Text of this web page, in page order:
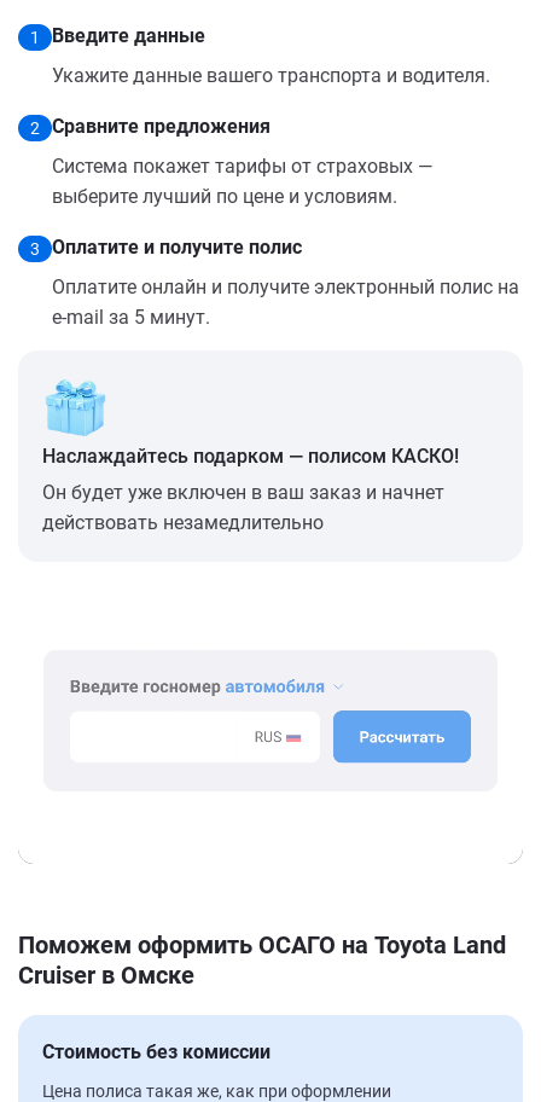
1
Введите данные
Укажите данные вашего транспорта и водителя.
2
Сравните предложения
Система покажет тарифы от страховых —
выберите лучший по цене и условиям.
3
Оплатите и получите полис
Оплатите онлайн и получите электронный полис на
e-mail за 5 минут.
Наслаждайтесь подарком — полисом КАСКО!
Он будет уже включен в ваш заказ и начнет
действовать незамедлительно
Поможем оформить ОСАГО на Toyota Land
Cruiser в Омске
Стоимость без комиссии
Цена полиса такая же, как при оформлении